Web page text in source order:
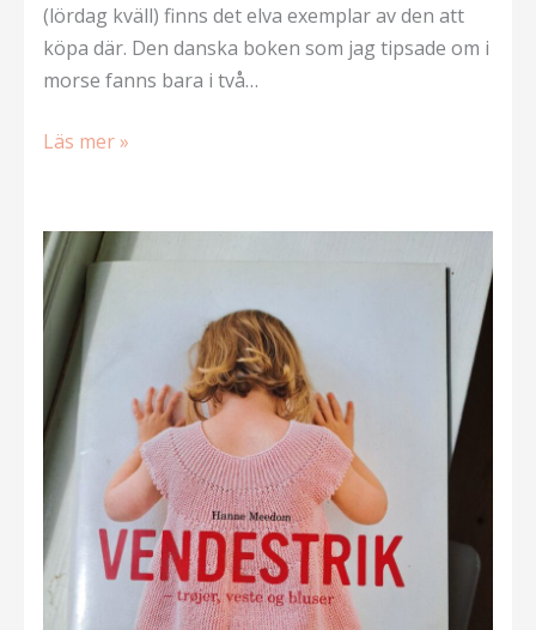
(lördag kväll) finns det elva exemplar av den att
köpa där. Den danska boken som jag tipsade om i
morse fanns bara i två…
Ytterligare
av
Röda
korset-
koftan
Läs mer »